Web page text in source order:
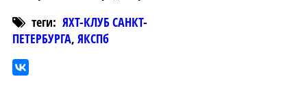
теги: ЯХТ-КЛУБ САНКТ-
ПЕТЕРБУРГА, ЯКСПб